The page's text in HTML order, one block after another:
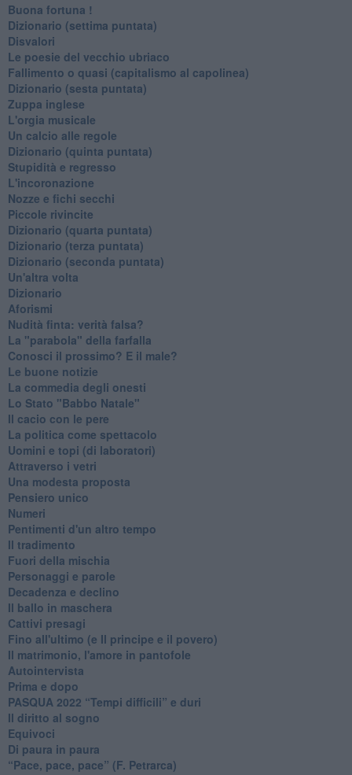
Buona fortuna !
​Dizionario (settima puntata)
Disvalori
Le poesie del vecchio ubriaco
Fallimento o quasi (capitalismo al capolinea)
Dizionario (sesta puntata)
Zuppa inglese
L'orgia musicale
Un calcio alle regole
Dizionario (quinta puntata)
Stupidità e regresso
L'incoronazione
Nozze e fichi secchi
Piccole rivincite
​Dizionario (quarta puntata)
​Dizionario (terza puntata)
​Dizionario (seconda puntata)
Un'altra volta
Dizionario
Aforismi
Nudità finta: verità falsa?
La "parabola" della farfalla
Conosci il prossimo? E il male?
Le buone notizie
La commedia degli onesti
Lo Stato "Babbo Natale"
Il cacio con le pere
La politica come spettacolo
Uomini e topi (di laboratori)
Attraverso i vetri
Una modesta proposta
Pensiero unico
Numeri
Pentimenti d'un altro tempo
Il tradimento
Fuori della mischia
Personaggi e parole
Decadenza e declino
Il ballo in maschera
Cattivi presagi
Fino all'ultimo (e Il principe e il povero)
Il matrimonio, l'amore in pantofole
Autointervista
Prima e dopo
​PASQUA 2022 “Tempi difficili” e duri
Il diritto al sogno
Equivoci
Di paura in paura
​“Pace, pace, pace” (F. Petrarca)